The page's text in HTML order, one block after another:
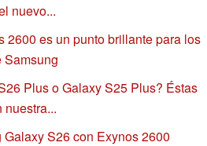
nuevo...
2600 es un punto brillante para los
Samsung
Plus o Galaxy S25 Plus? Éstas
Galaxy S26 con Exynos 2600